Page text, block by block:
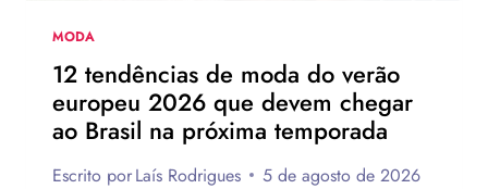
MODA
12 tendências de moda do verão
europeu 2026 que devem chegar
ao Brasil na próxima temporada
Escrito porLaís Rodrigues 5 de agosto de 2026